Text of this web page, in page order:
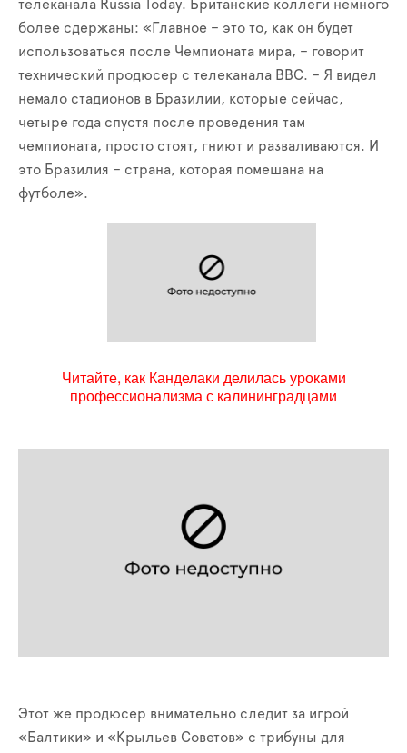
телеканала Russia Today. Британские коллеги немного
более сдержаны: «Главное – это то, как он будет
использоваться после Чемпионата мира, – говорит
технический продюсер с телеканала BBC. – Я видел
немало стадионов в Бразилии, которые сейчас,
четыре года спустя после проведения там
чемпионата, просто стоят, гниют и разваливаются. И
это Бразилия – страна, которая помешана на
футболе».
Читайте, как Канделаки делилась уроками
профессионализма с калининградцами
Этот же продюсер внимательно следит за игрой
«Балтики» и «Крыльев Советов» с трибуны для